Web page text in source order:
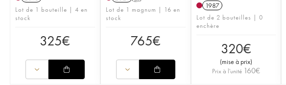
Lot de 1 bouteille | 4 en
stock
325€
Lot de 1 magnum | 16 en
stock
765€
1987
Lot de 2 bouteilles | 0
enchère
320€
(mise à prix)
Prix à l'unité 160€